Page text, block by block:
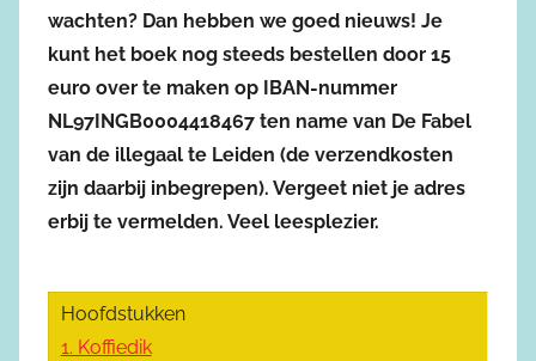
wachten? Dan hebben we goed nieuws! Je
kunt het boek nog steeds bestellen door 15
euro over te maken op IBAN-nummer
NL97INGB0004418467 ten name van De Fabel
van de illegaal te Leiden (de verzendkosten
zijn daarbij inbegrepen). Vergeet niet je adres
erbij te vermelden. Veel leesplezier.
Hoofdstukken
1. Koffiedik